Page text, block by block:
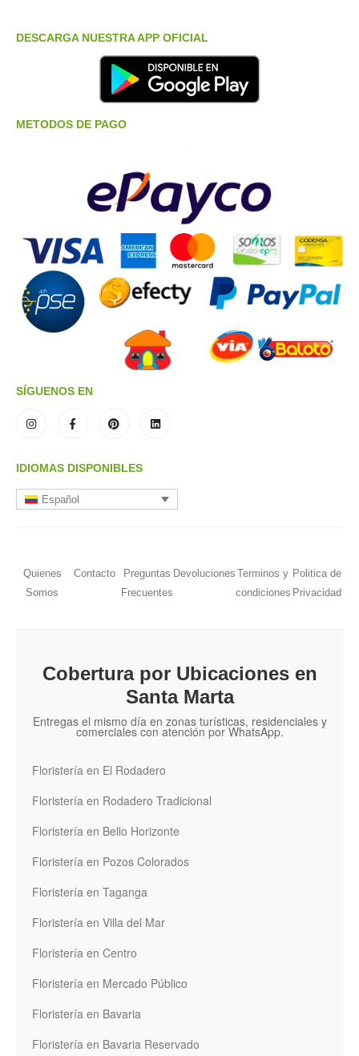
DESCARGA NUESTRA APP OFICIAL
METODOS DE PAGO
SÍGUENOS EN
IDIOMAS DISPONIBLES
Español
Quienes
Somos
Contacto
Preguntas
Frecuentes
Devoluciones Terminos y
condiciones
Politica de
Privacidad
Cobertura por Ubicaciones en
Santa Marta
Entregas el mismo día en zonas turísticas, residenciales y
comerciales con atención por WhatsApp.
Floristería en El Rodadero
Floristería en Rodadero Tradicional
Floristería en Bello Horizonte
Floristería en Pozos Colorados
Floristería en Taganga
Floristería en Villa del Mar
Floristería en Centro
Floristería en Mercado Público
Floristería en Bavaria
Floristería en Bavaria Reservado